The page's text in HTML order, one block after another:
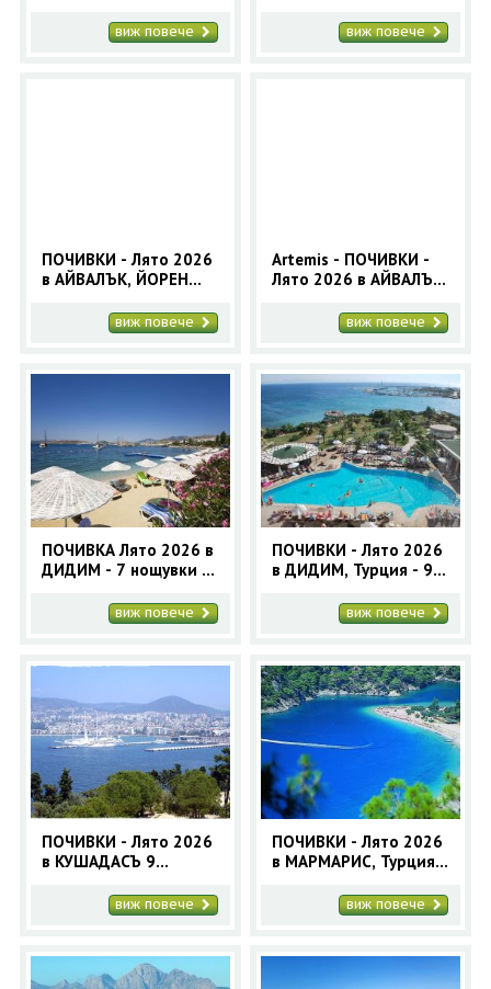
виж повече
програмавиж повече
ПОЧИВКИ - Лято 2026
в АЙВАЛЪК, ЙОРЕН
автобусна програма
виж повече
Artemis - ПОЧИВКИ -
Лято 2026 в АЙВАЛЪК,
нощувки -автобусна
програма - Orient 99
виж повече
ПОЧИВКА Лято 2026 в
ДИДИМ - 7 нощувки с
виж повече
ПОЧИВКИ - Лято 2026
в ДИДИМ, Турция - 9
Почивки в Дидим
виж повече
ПОЧИВКИ - Лято 2026
в КУШАДАСЪ 9
автобусна програма
виж повече
ПОЧИВКИ - Лято 2026
в МАРМАРИС, Турция -
програмавиж повече